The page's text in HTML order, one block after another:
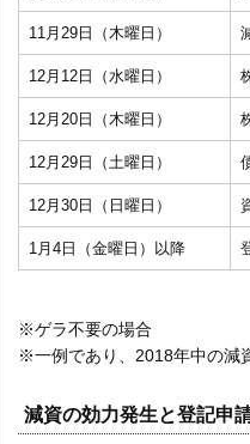
11月29日（木曜日）
12月12日（水曜日）
12月20日（木曜日）
12月29日（土曜日）
12月30日（日曜日）
1月4日（金曜日）以降
※ゲラ不要の場合
※一例であり、2018年中の減
減資の効力発生と登記申